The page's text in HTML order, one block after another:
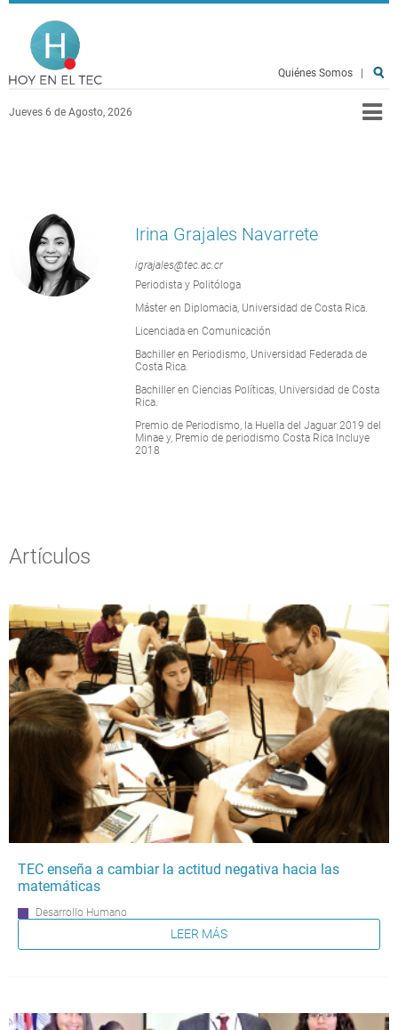
Pasar al contenido principal
Jueves 6 de Agosto, 2026
Quiénes Somos
Irina Grajales Navarrete
igrajales@tec.ac.cr
Periodista y Politóloga
Máster en Diplomacia, Universidad de Costa Rica.
Licenciada en Comunicación
Bachiller en Periodismo, Universidad Federada de
Costa Rica.
Bachiller en Ciencias Políticas, Universidad de Costa
Rica.
Premio de Periodismo, la Huella del Jaguar 2019 del
Minae y, Premio de periodismo Costa Rica Incluye
2018
Artículos
TEC enseña a cambiar la actitud negativa hacia las
matemáticas
Desarrollo Humano
LEER MÁS